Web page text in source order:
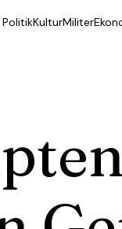
PolitikKulturMiliter